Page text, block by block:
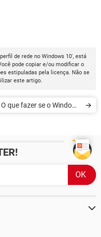
de rede no Windows 10', está
pode copiar e/ou modificar o
estipuladas pela licença. Não se
este artigo.
O que fazer se o Windows